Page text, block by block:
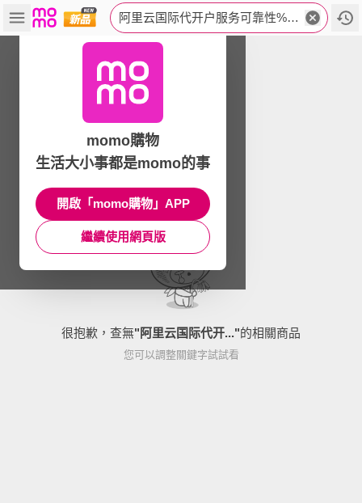
阿里云国际代开户服务可靠性%TG%3A%40yixiugeios.juq
很抱歉，查無"阿里云国际代开..."的相關商品
您可以調整關鍵字試試看
momo購物
生活大小事都是momo的事
開啟「momo購物」APP
繼續使用網頁版